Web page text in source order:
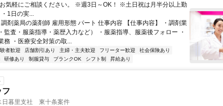
気軽にご相談ください。 ※週3日～OK！ ※土日祝は月半分以上勤
1日の実...
剤薬局の薬剤師 雇用形態 パート 仕事内容 【仕事内容】 ・調剤業
監査・服薬指導・薬歴入力など） ・服薬指導、服薬後フォロー ・
務 ・医療安全対策の取...
者歓迎 店舗割引あり 主婦・主夫歓迎 フリーター歓迎
社会保険あり
研修あり 制服貸与 ブランクOK シフト制 昇給あり
フ
日暮里支社 東十条案件